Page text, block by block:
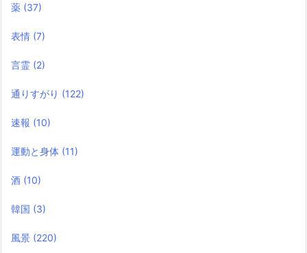
薬 (37)
表情 (7)
言霊 (2)
通りすがり (122)
速報 (10)
運動と身体 (11)
酒 (10)
韓国 (3)
風景 (220)